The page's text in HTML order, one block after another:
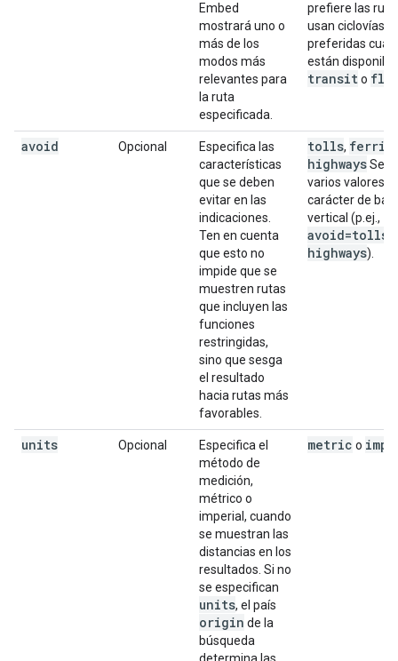
Embed
mostrará uno o
más de los
modos más
relevantes para
la ruta
especificada.
prefiere las
usan ciclovías y
preferidas
están
transito
avoid Opcional
Especifica las
características
que se deben
evitar en las
indicaciones.
Ten en cuenta
que esto no
impide que se
muestren rutas
que incluyen las
funciones
restringidas,
sino que sesga
el resultado
hacia rutas más
favorables.
tolls,
highways
varios valores
carácter de
vertical (p.ej.,
avoid=tolls
highways).
units Opcional
Especifica el
método de
medición,
métrico o
imperial, cuando
se muestran las
distancias en los
resultados. Si no
se especifican
units, el país
origin de la
búsqueda
metric o